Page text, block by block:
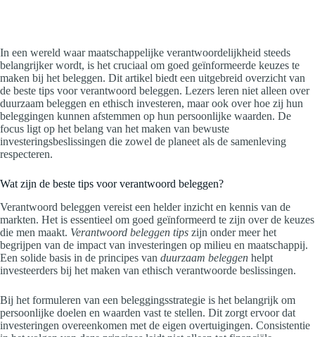
In een wereld waar maatschappelijke verantwoordelijkheid steeds
belangrijker wordt, is het cruciaal om goed geïnformeerde keuzes te
maken bij het beleggen. Dit artikel biedt een uitgebreid overzicht van
de beste tips voor verantwoord beleggen. Lezers leren niet alleen over
duurzaam beleggen en ethisch investeren, maar ook over hoe zij hun
beleggingen kunnen afstemmen op hun persoonlijke waarden. De
focus ligt op het belang van het maken van bewuste
investeringsbeslissingen die zowel de planeet als de samenleving
respecteren.
Wat zijn de beste tips voor verantwoord beleggen?
Verantwoord beleggen vereist een helder inzicht en kennis van de
markten. Het is essentieel om goed geïnformeerd te zijn over de keuzes
die men maakt. Verantwoord beleggen tips zijn onder meer het
begrijpen van de impact van investeringen op milieu en maatschappij.
Een solide basis in de principes van duurzaam beleggen helpt
investeerders bij het maken van ethisch verantwoorde beslissingen.
Bij het formuleren van een beleggingsstrategie is het belangrijk om
persoonlijke doelen en waarden vast te stellen. Dit zorgt ervoor dat
investeringen overeenkomen met de eigen overtuigingen. Consistentie